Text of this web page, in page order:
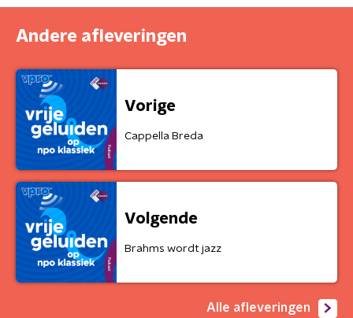
Andere afleveringen
Vorige
Cappella Breda
Volgende
Brahms wordt jazz
Alle afleveringen